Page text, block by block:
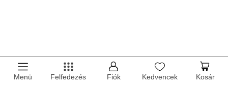
Menü Felfedezés Fiók Kedvencek Kosár